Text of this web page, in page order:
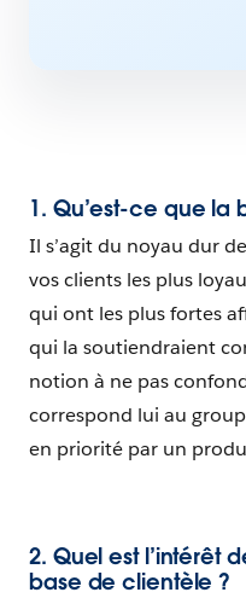
1. Qu’est-ce que la
Il s’agit du noyau dur
vos clients les plus
qui ont les plus fortes
qui la soutiendraient
notion à ne pas
correspond lui au
en priorité par un
2. Quel est l’intérêt
base de clientèle ?